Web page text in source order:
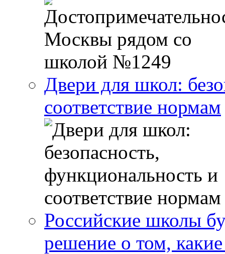
Двери для школ:
соответствие нормам
Российские школы
решение о том,